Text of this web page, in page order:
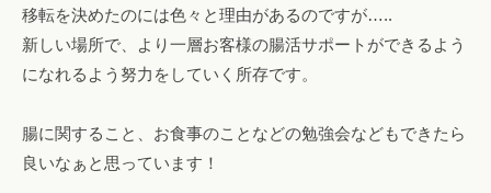
移転を決めたのには色々と理由があるのですが…..
新しい場所で、より一層お客様の腸活サポートができるよう
になれるよう努力をしていく所存です。
腸に関すること、お食事のことなどの勉強会などもできたら
良いなぁと思っています！